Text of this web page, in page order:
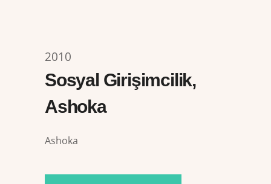
2010
Sosyal Girişimcilik,
Ashoka
Ashoka